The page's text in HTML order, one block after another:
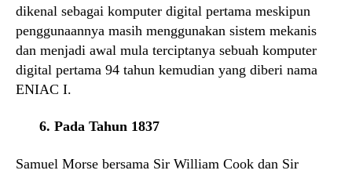
dikenal sebagai komputer digital pertama meskipun
penggunaannya masih menggunakan sistem mekanis
dan menjadi awal mula terciptanya sebuah komputer
digital pertama 94 tahun kemudian yang diberi nama
ENIAC I.
6. Pada Tahun 1837
Samuel Morse bersama Sir William Cook dan Sir